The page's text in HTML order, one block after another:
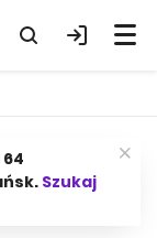
Szukaj